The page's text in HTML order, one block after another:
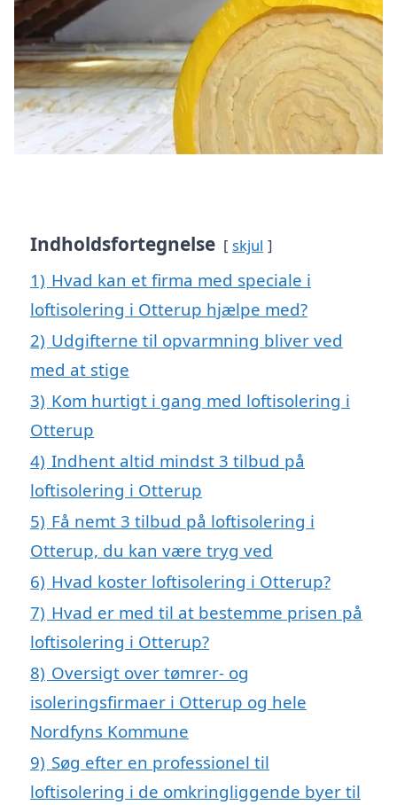
Indholdsfortegnelse skjul
1) Hvad kan et firma med speciale i
loftisolering i Otterup hjælpe med?
2) Udgifterne til opvarmning bliver ved
med at stige
3) Kom hurtigt i gang med loftisolering i
Otterup
4) Indhent altid mindst 3 tilbud på
loftisolering i Otterup
5) Få nemt 3 tilbud på loftisolering i
Otterup, du kan være tryg ved
6) Hvad koster loftisolering i Otterup?
7) Hvad er med til at bestemme prisen på
loftisolering i Otterup?
8) Oversigt over tømrer- og
isoleringsfirmaer i Otterup og hele
Nordfyns Kommune
9) Søg efter en professionel til
loftisolering i de omkringliggende byer til